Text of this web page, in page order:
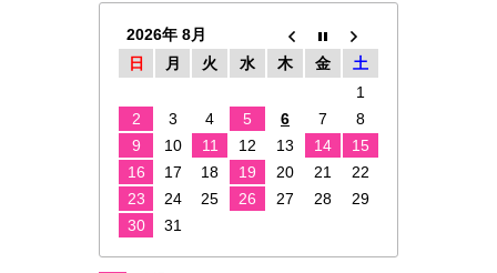
2026年 8月
日
月 火 水 木 金
土
1
2
3 4 5 6 7
8
9
10 11 12 13 14
15
16
17 18 19 20 21
22
23
24 25 26 27 28
29
30
31